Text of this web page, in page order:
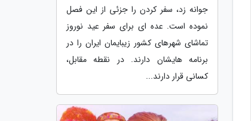
جوانه زد، سفر کردن را جزئی از این فصل
نموده است. عده ای برای سفر عید نوروز
تماشای شهرهای کشور زیبایمان ایران را در
برنامه هایشان دارند. در نقطه مقابل،
کسانی قرار دارند...